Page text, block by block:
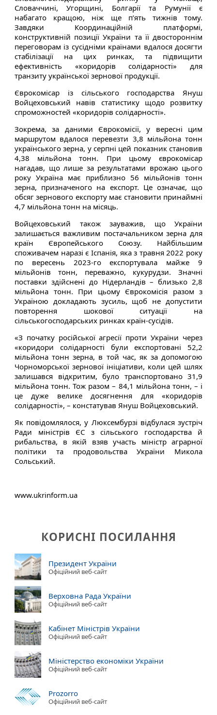
Словаччині, Угорщині, Болгарії та Румунії є
набагато кращою, ніж ще п’ять тижнів тому.
Завдяки Координаційній платформі,
конструктивній позиції України та її двостороннім
переговорам із сусідніми країнами вдалося досягти
стабілізації на цих ринках, та підвищити
ефективність «коридорів солідарності» для
транзиту української зернової продукції.
Єврокомісар із сільського господарства Януш
Войцеховський навів статистику щодо розвитку
спроможностей «коридорів солідарності».
Зокрема, за даними Єврокомісії, у вересні цим
маршрутом вдалося перевезти 3,8 мільйона тонн
українського зерна, у серпні цей показник становив
4,38 мільйона тонн. При цьому єврокомісар
нагадав, що лише за результатами врожаю цього
року Україна має приблизно 56 мільйонів тонн
зерна, призначеного на експорт. Це означає, що
обсяг зернового експорту має становити принаймні
4,7 мільйона тонн на місяць.
Войцеховський також зауважив, що України
залишається важливим постачальником зерна для
країн Європейського Союзу. Найбільшим
споживачем наразі є Іспанія, яка з травня 2022 року
по вересень 2023-го експортувала майже 9
мільйонів тонн, переважно, кукурудзи. Значні
поставки здійснені до Нідерландів – близько 2,8
мільйона тонн. При цьому Єврокомісія разом з
Україною докладають зусиль, щоб не допустити
повторення шокової ситуації на
сільськогосподарських ринках країн-сусідів.
«З початку російської агресії проти України через
«коридори солідарності були експортовані 52,2
мільйона тонн зерна, в той час, як за допомогою
Чорноморської зернової ініціативи, коли цей шлях
залишався відкритим, було транспортовано 31,9
мільйона тонн. Тож разом – 84,1 мільйона тонн, – і
це дуже велике досягнення для «коридорів
солідарності», – констатував Януш Войцеховський.
Як повідомлялося, у Люксембурзі відбулася зустріч
Ради міністрів ЄС з сільського господарства й
рибальства, в якій взяв участь міністр аграрної
політики та продовольства України Микола
Сольський.
www.ukrinform.ua
КОРИСНІ ПОСИЛАННЯ
Президент України
Офіційний веб-сайт
Верховна Рада України
Офіційний веб-сайт
Кабінет Міністрів України
Офіційний веб-сайт
Міністерство економіки України
Офіційний веб-сайт
Prozorro
Офіційний веб-сайт